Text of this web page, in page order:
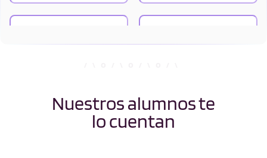
Informática
Programación II
Nuestros alumnos te
lo cuentan